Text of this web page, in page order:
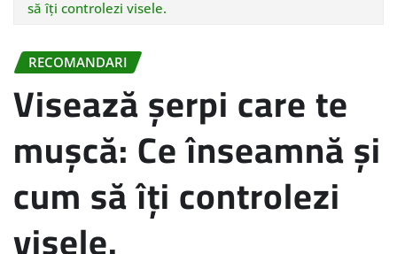
să îți controlezi visele.
RECOMANDARI
Visează șerpi care te
mușcă: Ce înseamnă și
cum să îți controlezi